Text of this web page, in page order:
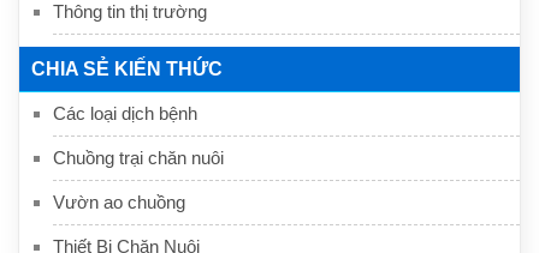
Thông tin thị trường
CHIA SẺ KIẾN THỨC
Các loại dịch bệnh
Chuồng trại chăn nuôi
Vườn ao chuồng
Thiết Bị Chăn Nuôi